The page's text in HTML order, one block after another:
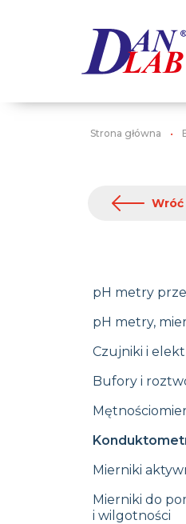
Strona główna
Wróć
pH metry
pH metry,
Czujniki i
Bufory i
Mierniki
Mierniki do
i wilgotności